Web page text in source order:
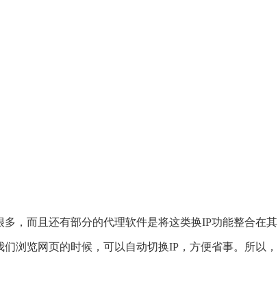
而且还有部分的代理软件是将这类换IP功能整合在其
浏览网页的时候，可以自动切换IP ，方便省事。所以，